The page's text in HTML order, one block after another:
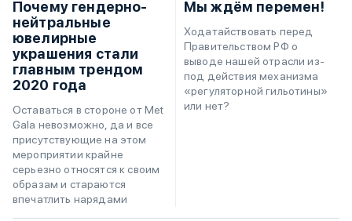
Почему гендерно-
нейтральные
ювелирные
украшения стали
главным трендом
2020 года
Оставаться в стороне от Met
Gala невозможно, да и все
присутствующие на этом
мероприятии крайне
серьезно относятся к своим
образам и стараются
впечатлить нарядами
Мы ждём перемен!
Ходатайствовать перед
Правительством РФ о
выводе нашей отрасли из-
под действия механизма
«регуляторной гильотины»
или нет?